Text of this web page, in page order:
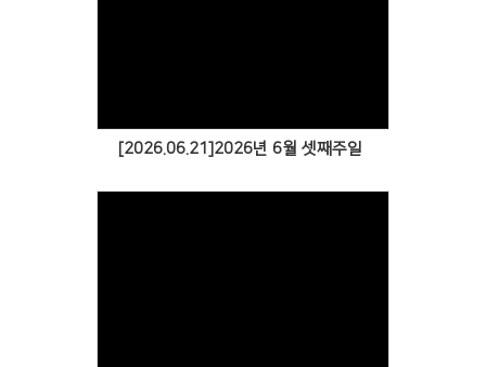
[2026.06.21]2026년 6월 셋째주일